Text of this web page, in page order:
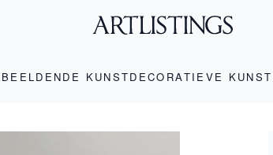
BEELDENDE KUNSTDECORATIEVE KUNST